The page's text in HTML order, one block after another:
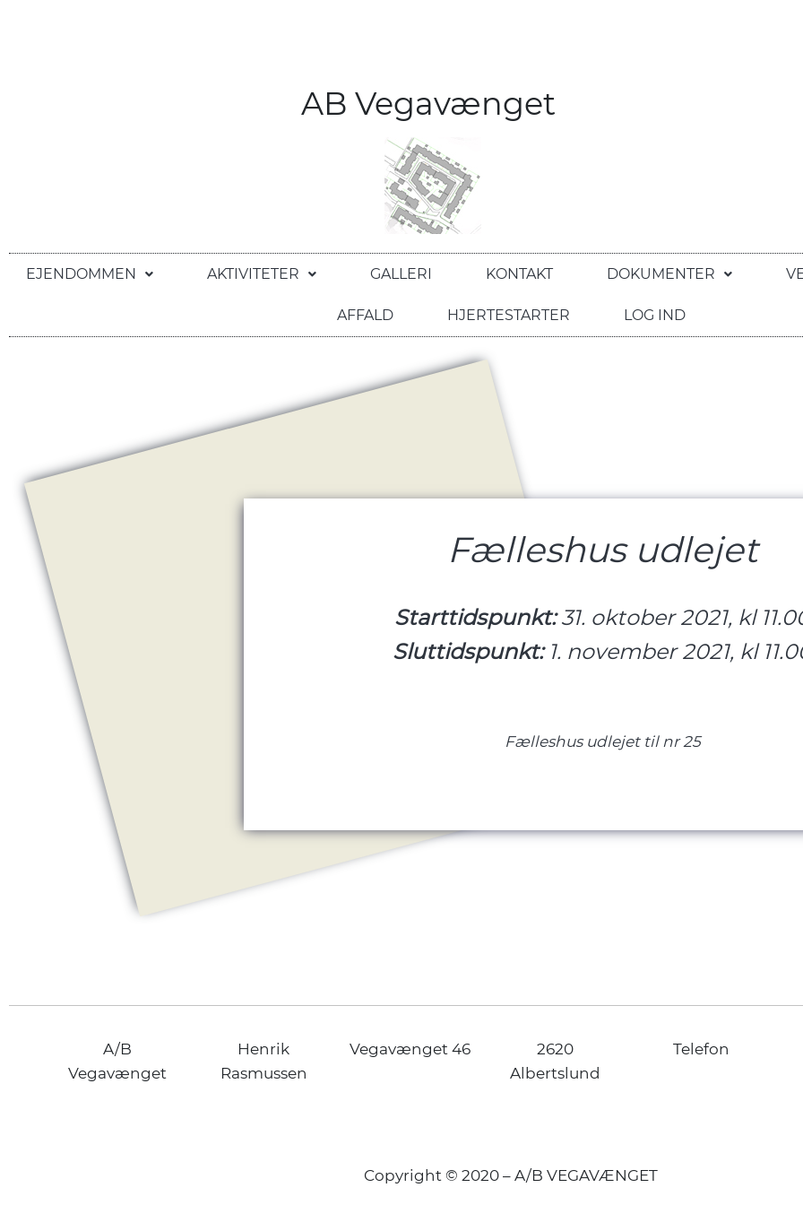
AB Vegavænget
EJENDOMMEN AKTIVITETER GALLERI KONTAKT DOKUMENTER
AFFALD HJERTESTARTER LOG IND
Fælleshus udlejet
Starttidspunkt:31. oktober 2021, kl
Sluttidspunkt: 1. november 2021, kl
Fælleshus udlejet til nr 25
A/B
Vegavænget
Henrik
Rasmussen
Vegavænget 46
2620
Albertslund
Telefon
Copyright © 2020 – A/B VEGAVÆNGET